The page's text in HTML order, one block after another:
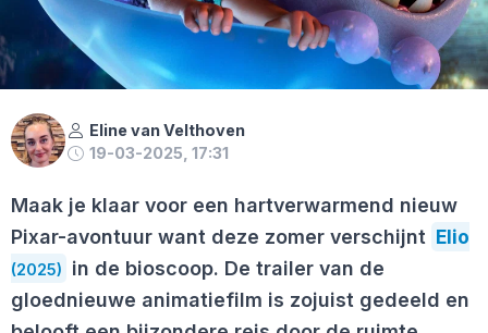
Eline van Velthoven
19-03-2025, 17:31
Maak je klaar voor een hartverwarmend nieuw
Pixar-avontuur want deze zomer verschijnt Elio
(2025)
in de bioscoop. De trailer van de
gloednieuwe animatiefilm is zojuist gedeeld en